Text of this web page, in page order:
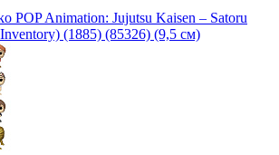
POP Animation: Jujutsu Kaisen – Satoru
(1885) (85326) (9,5 см)